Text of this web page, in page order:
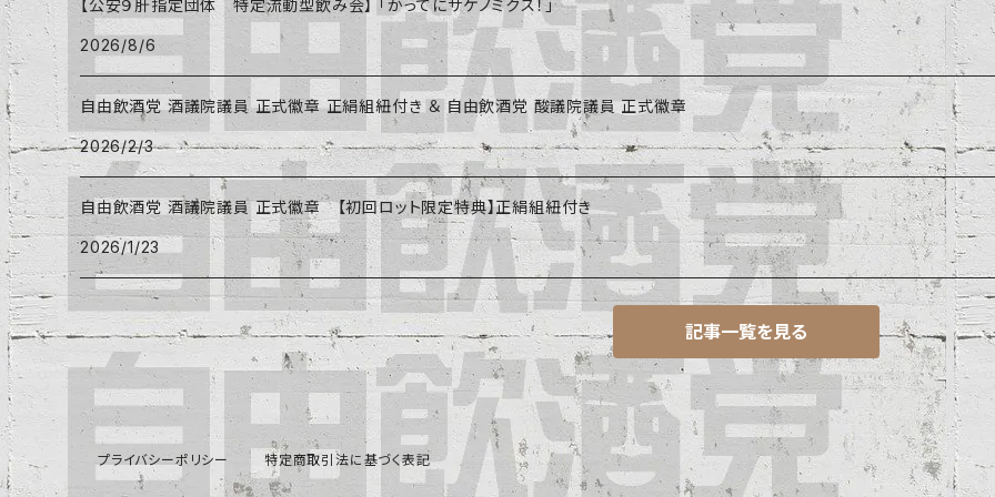
【公安９肝指定団体 特定流動型飲み会】 「かってにサケノミクス！」
2026/8/6
自由飲酒党 酒議院議員 正式徽章 正絹組紐付き ＆ 自由飲酒党 酸議院議員 正式徽章
2026/2/3
自由飲酒党 酒議院議員 正式徽章 【初回ロット限定特典】正絹組紐付き
2026/1/23
記事一覧を見る
プライバシーポリシー 特定商取引法に基づく表記